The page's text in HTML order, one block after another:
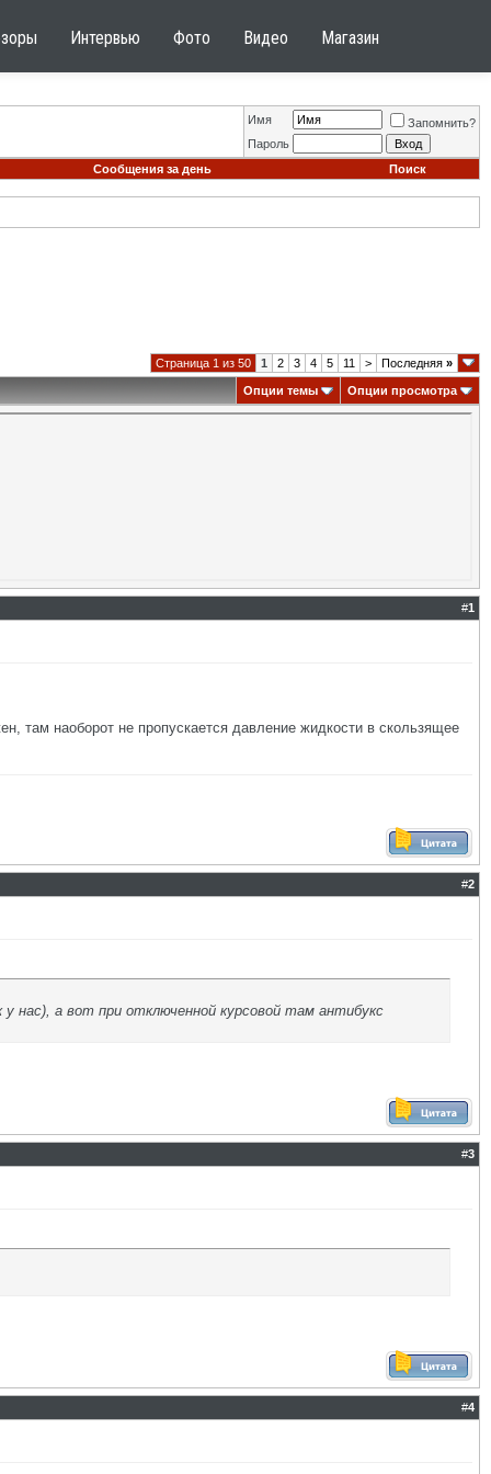
Интервью Фото Видео Магазин
Имя
Запомнить?
Пароль
Сообщения за день
Поиск
Страница 1 из 50 1 2 3 4 5 11 > Последняя »
Опции темы Опции просмотра
#1
там наоборот не пропускается давление жидкости в скользящее
#2
нас), а вот при отключенной курсовой там антибукс
#3
#4